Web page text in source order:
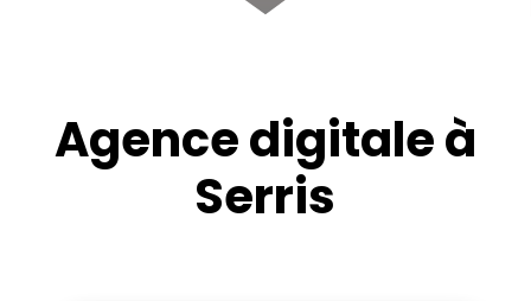
Agence digitale à
Serris